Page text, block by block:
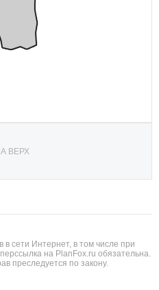
ВЕРХ
сети Интернет, в том числе при
на PlanFox.ru обязательна.
преследуется по закону.